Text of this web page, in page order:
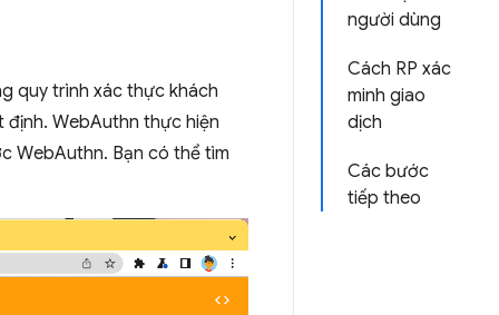
người dùng
Cách RP xác
minh giao
dịch
Các bước
tiếp theo
quy trình xác thực khách
WebAuthn thực hiện
WebAuthn. Bạn có thể tìm